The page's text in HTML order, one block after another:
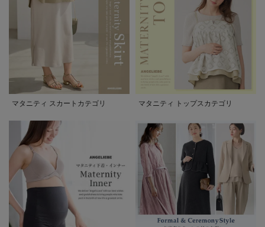
マタニティ スカートカテゴリ マタニティ トップスカテゴリ